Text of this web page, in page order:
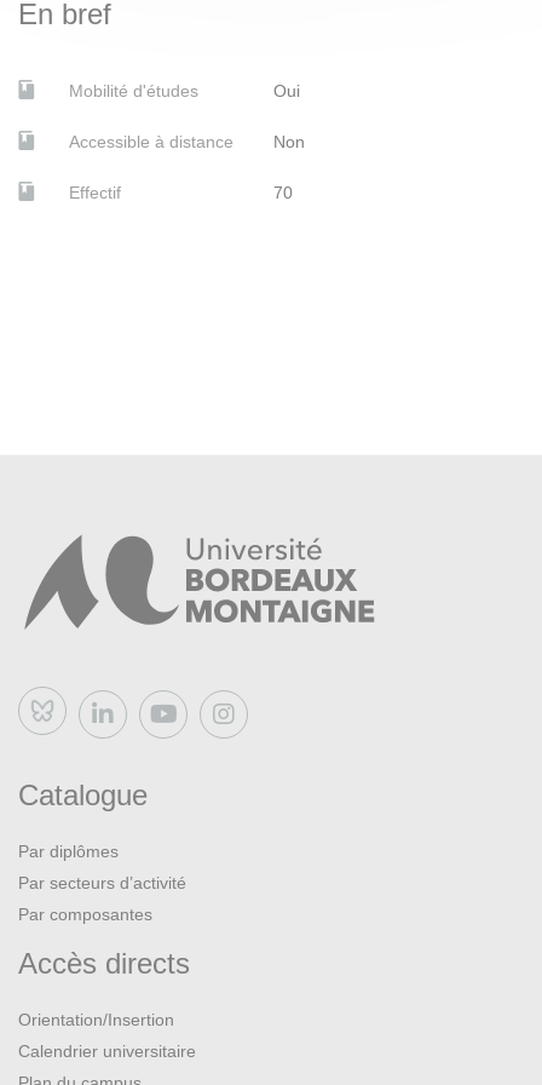
BORISOVA, Elena Andreevna, STERNIN, Grigorij
Paris, éditions du Regard, 1987. BU Lettres
GRAY, Camilla, DOMINOV, Basile et BURLEIGH-
MARCADÉ, Valentine. Le renouveau de l'art pictural
russe 1863-1914. Lausanne, éditions l'Âge d'homme,
1971. BU Lettres
Lettres
Nicolas, CHAPUIS, Nathalie, GOUTNIKOV, Nicolas
Liucci, Centre national d’art et de culture Georges
Pompidou, Paris et Vladimir Potanin.
[exposition, Paris, Centre Pompidou, 14 septembre
BU Lettres, Bib. LE/LEA
En bref
Mobilité d'études Oui
Accessible à distance Non
Effectif 70
Bluesky
Catalogue
Par diplômes
Par secteurs d’activité
Par composantes
Accès directs
Orientation/Insertion
Calendrier universitaire